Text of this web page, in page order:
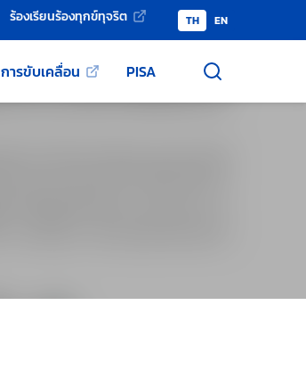
ร้องเรียนร้องทุกข์ทุจริต TH EN
การขับเคลื่อน PISA